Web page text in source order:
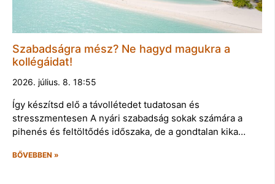
Szabadságra mész? Ne hagyd magukra a
kollégáidat!
2026. július. 8. 18:55
Így készítsd elő a távollétedet tudatosan és
stresszmentesen A nyári szabadság sokak számára a
pihenés és feltöltődés időszaka, de a gondtalan kika…
BŐVEBBEN »